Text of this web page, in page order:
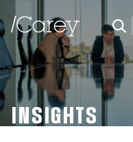
INSIGHTS